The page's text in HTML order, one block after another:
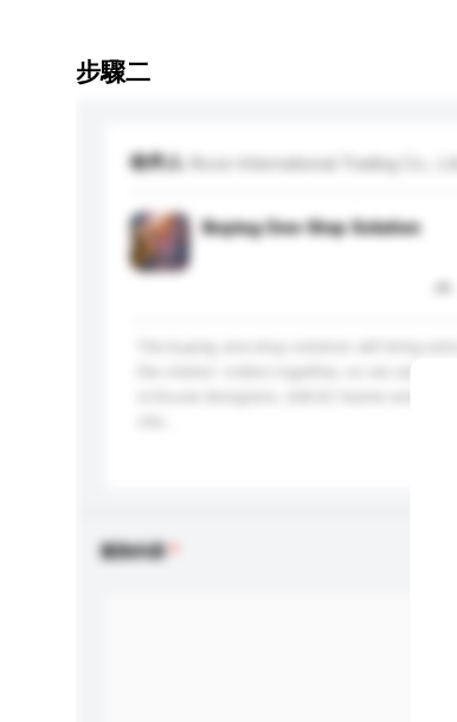
步驟二
收件人 Ricon International Trading Co., Ltd.
Buying One-Stop Solution
查詢內容